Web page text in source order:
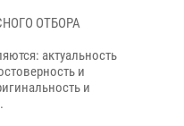
ОТБОРА
актуальность
и
и